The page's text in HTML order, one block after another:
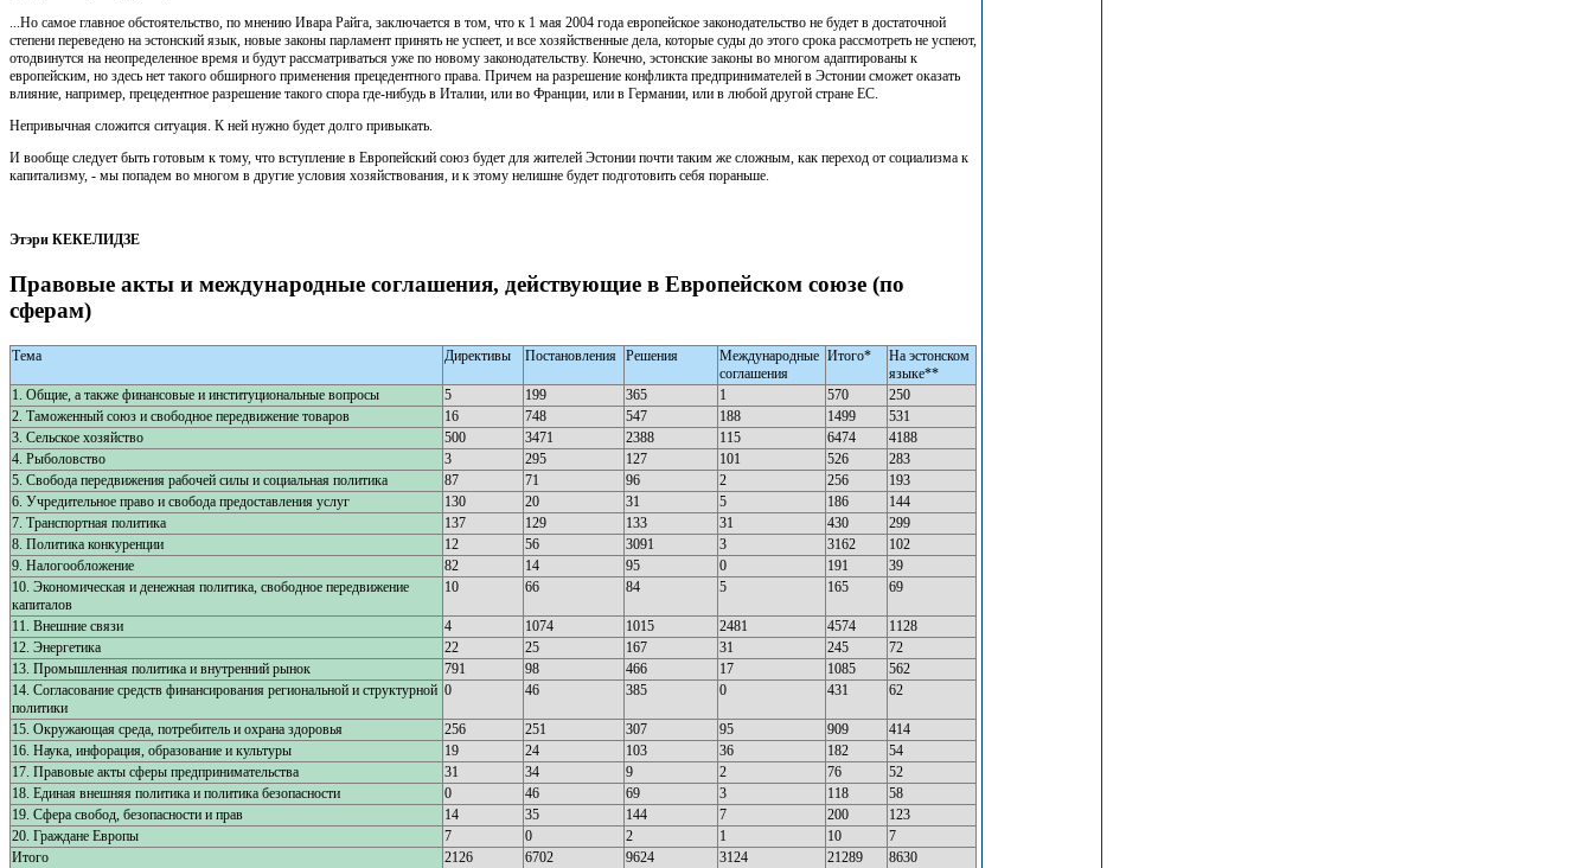
...Но самое главное обстоятельство, по мнению Ивара Райга, заключается в том, что к 1 мая 2004 года европейское законодательство не будет в достаточной
степени переведено на эстонский язык, новые законы парламент принять не успеет, и все хозяйственные дела, которые суды до этого срока рассмотреть не успеют,
отодвинутся на неопределенное время и будут рассматриваться уже по новому законодательству. Конечно, эстонские законы во многом адаптированы к
европейским, но здесь нет такого обширного применения прецедентного права. Причем на разрешение конфликта предпринимателей в Эстонии сможет оказать
влияние, например, прецедентное разрешение такого спора где-нибудь в Италии, или во Франции, или в Германии, или в любой другой стране ЕС.
Непривычная сложится ситуация. К ней нужно будет долго привыкать.
И вообще следует быть готовым к тому, что вступление в Европейский союз будет для жителей Эстонии почти таким же сложным, как переход от социализма к
капитализму, - мы попадем во многом в другие условия хозяйствования, и к этому нелишне будет подготовить себя пораньше.
Этэри КЕКЕЛИДЗЕ
Правовые акты и международные соглашения, действующие в Европейском союзе (по
сферам)
Тема Директивы Постановления Решения
Международные
соглашения
Итого*
На эстонском
языке**
1. Общие, а также финансовые и институциональные вопросы
5 199 365 1 570
250
2. Таможенный союз и свободное передвижение товаров
16 748 547 188 1499
531
3. Сельское хозяйство
500 3471 2388 115 6474
4188
4. Рыболовство
3 295 127 101 526
283
5. Свобода передвижения рабочей силы и социальная политика
87 71 96 2 256
193
6. Учредительное право и свобода предоставления услуг
130 20 31 5 186
144
7. Транспортная политика
137 129 133 31 430
299
8. Политика конкуренции
12 56 3091 3 3162
102
9. Налогообложение
82 14 95 0 191
39
10. Экономическая и денежная политика, свободное передвижение
капиталов
10 66 84 5 165 69
11. Внешние связи 4 1074 1015 2481 4574
1128
12. Энергетика
22 25 167 31 245
72
13. Промышленная политика и внутренний рынок
791 98 466 17 1085
562
14. Согласование средств финансирования региональной и структурной
политики
0 46 385 0 431 62
15. Окружающая среда, потребитель и охрана здоровья 256 251 307 95 909
414
16. Наука, инфорация, образование и культуры
19 24 103 36 182
54
17. Правовые акты сферы предпринимательства
31 34 9 2 76
52
18. Единая внешняя политика и политика безопасности
0 46 69 3 118
58
19. Сфера свобод, безопасности и прав
14 35 144 7 200
123
20. Граждане Европы
7 0 2 1 10
7
Итого
2126 6702 9624 3124 21289 8630